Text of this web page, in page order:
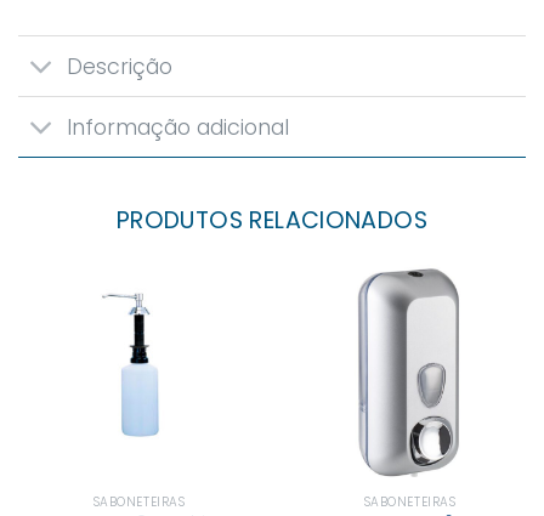
Descrição
Informação adicional
PRODUTOS RELACIONADOS
SABONETEIRAS SABONETEIRAS